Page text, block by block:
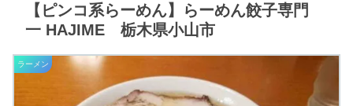
【ピンコ系らーめん】らーめん餃子専門
一 HAJIME 栃木県小山市
ラーメン